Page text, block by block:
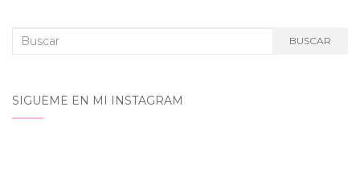
Buscar: BUSCAR
SIGUEME EN MI INSTAGRAM